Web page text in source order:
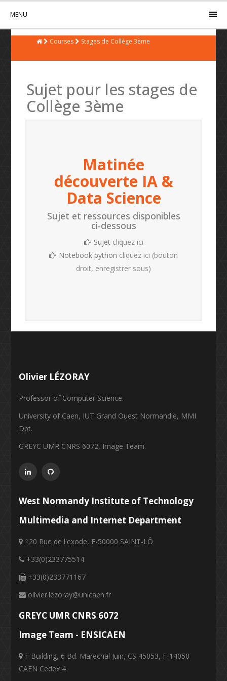
MENU
Courses Stages de Collège 3ème
Sujet pour les stages de
Collège 3ème
Matinée
découverte IA &
Data Science
Sujet et ressources disponibles
ci-dessous
Sujet cliquez ici
Notebook python cliquez ici (bouton
droit, enregistrer sous)
Olivier LÉZORAY
Professor of Computer Science.
University of Caen, IUT Grand Ouest Normandie, MMI
Dpt.
GREYC UMR CNRS 6072, Image Team.
West Normandy Institute of Technology
Multimedia and Internet Department
120 Rue de l'exode, F-50000 SAINT-LÔ
+33(0)233775514
+33(0)233771167
olivier.lezoray@unicaen.fr
GREYC UMR CNRS 6072
Image Team - ENSICAEN
F Building, 6 Bd. Marechal Juin, CS 45053, F-14050
CAEN Cedex 4